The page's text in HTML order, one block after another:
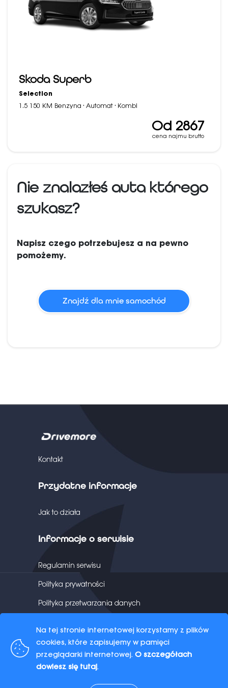
Skoda Superb
Selection
1.5 150 KM Benzyna· Automat· Kombi
Od 2867
cena najmu brutto
Nie znalazłeś auta którego
szukasz?
Napisz czego potrzebujesz a na pewno
pomożemy.
Znajdź dla mnie samochód
Kontakt
Przydatne informacje
Jak to działa
Informacje o serwisie
Regulamin serwisu
Polityka prywatności
Polityka przetwarzania danych
2026 Copyright ©
2026 All rights reserved
bymobiEX S.A.
Na tej stronie internetowej korzystamy z plików
cookies, które zapisujemy w pamięci
przeglądarki internetowej. O szczegółach
dowiesz się tutaj.